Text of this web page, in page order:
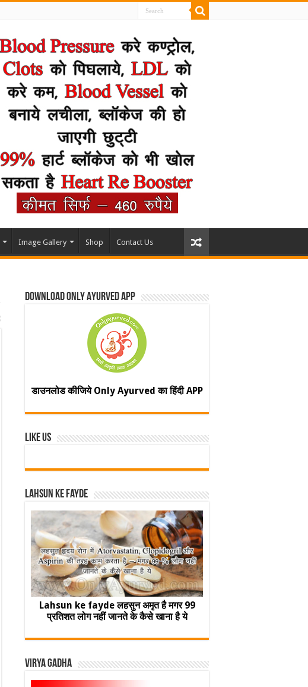
Image Gallery Shop Contact Us
Download Only Ayurved App
डाउनलोड कीजिये Only Ayurved का हिंदी APP
Like Us
Lahsun ke fayde
Lahsun ke fayde लहसुन अमृत है मगर 99
प्रतिशत लोग नहीं जानते के कैसे खाना है ये
Virya Gadha